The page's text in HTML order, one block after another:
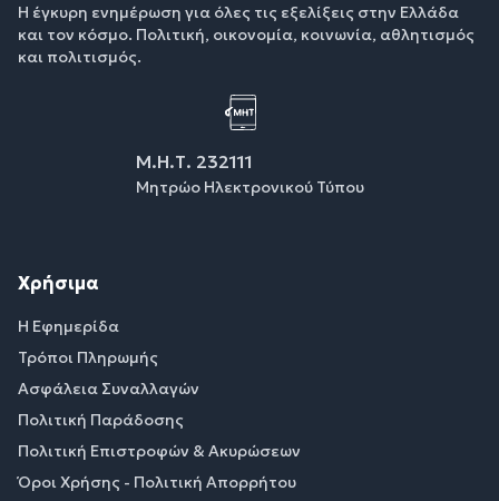
Η έγκυρη ενημέρωση για όλες τις εξελίξεις στην Ελλάδα
και τον κόσμο. Πολιτική, οικονομία, κοινωνία, αθλητισμός
και πολιτισμός.
Μ.Η.Τ. 232111
Μητρώο Ηλεκτρονικού Τύπου
Χρήσιμα
Η Εφημερίδα
Τρόποι Πληρωμής
Ασφάλεια Συναλλαγών
Πολιτική Παράδοσης
Πολιτική Επιστροφών & Ακυρώσεων
Όροι Χρήσης - Πολιτική Απορρήτου